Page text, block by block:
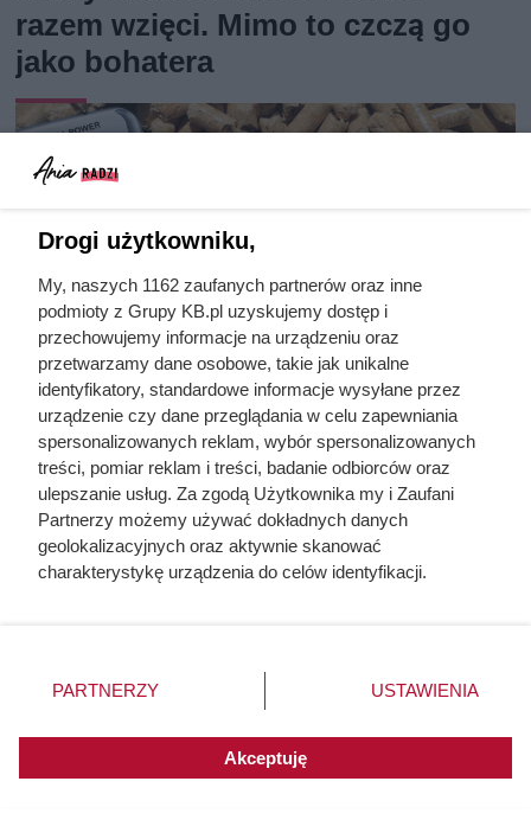
razem wzięci. Mimo to czczą go
jako bohatera
Na ile naprawdę wystarcza tona
pelletu? Prosty przelicznik dla
domu 140 m²
Drogi użytkowniku,
My, naszych 1162 zaufanych partnerów oraz inne
podmioty z Grupy KB.pl uzyskujemy dostęp i
przechowujemy informacje na urządzeniu oraz
przetwarzamy dane osobowe, takie jak unikalne
identyfikatory, standardowe informacje wysyłane przez
urządzenie czy dane przeglądania w celu zapewniania
spersonalizowanych reklam, wybór spersonalizowanych
treści, pomiar reklam i treści, badanie odbiorców oraz
ulepszanie usług. Za zgodą Użytkownika my i Zaufani
Partnerzy możemy używać dokładnych danych
geolokalizacyjnych oraz aktywnie skanować
charakterystykę urządzenia do celów identyfikacji.
zmienić/wycofać klikając przycisk ustawień prywatności
znajdujący się w lewym dolnym rogu strony. Niektóre
użytkownika, ale masz prawo sprzeciwić się takiemu
przetwarzaniu. Preferencje będą miały zastosowania do
PARTNERZY USTAWIENIA
Akceptuję